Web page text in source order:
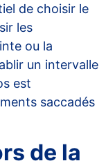
de choisir le
les
ou la
un intervalle
est
saccadés
de la